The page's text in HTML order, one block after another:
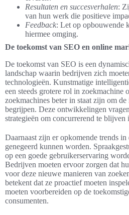
Resultaten en succesverhalen:
van hun werk die positieve
Feedback: Let op opbouwende
hiermee omging.
De toekomst van SEO en online
De toekomst van SEO is een
landschap waarin bedrijven zich
technologieën. Kunstmatige
een steeds grotere rol in zoekmachine
zoekmachines beter in staat zijn om
begrijpen. Deze ontwikkelingen
strategieën om concurrerend te blijven
Daarnaast zijn er opkomende trends
genegeerd kunnen worden.
op een goede gebruikerservaring
Bedrijven moeten ervoor zorgen dat
voor deze nieuwe manieren van
betekent dat ze proactief moeten
moeten voorbereiden op de
consumenten.